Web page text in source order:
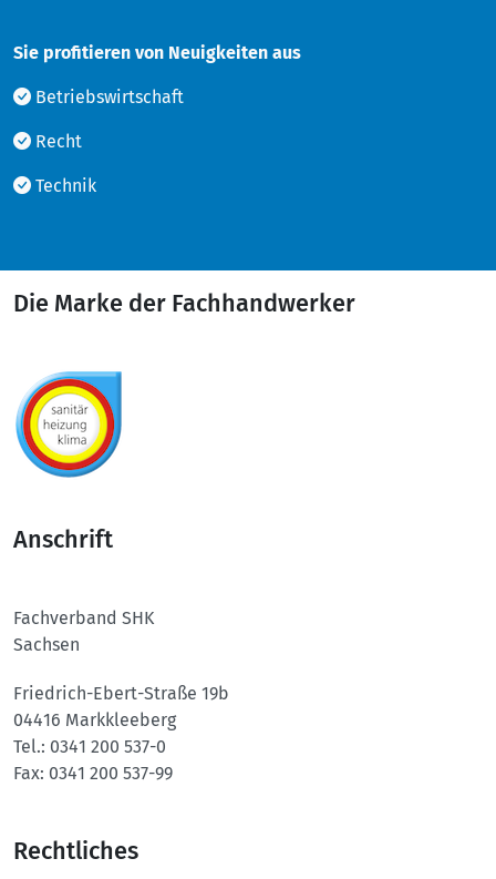
Sie profitieren von Neuigkeiten aus
Betriebswirtschaft
Recht
Technik
Die Marke der Fachhandwerker
Anschrift
Fachverband SHK
Sachsen
Friedrich-Ebert-Straße 19b
04416 Markkleeberg
Tel.: 0341 200 537-0
Fax: 0341 200 537-99
Rechtliches